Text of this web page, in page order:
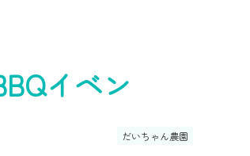
イベン
だいちゃん農園